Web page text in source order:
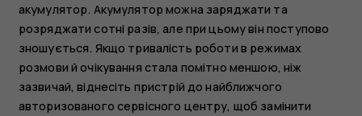
акумулятор. Акумулятор можна заряджати та
розряджати сотні разів, але при цьому він поступово
зношується. Якщо тривалість роботи в режимах
розмови й очікування стала помітно меншою, ніж
зазвичай, віднесіть пристрій до найближчого
авторизованого сервісного центру, щоб замінити